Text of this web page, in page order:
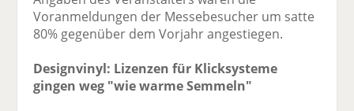
Voranmeldungen der Messebesucher um satte
80% gegenüber dem Vorjahr angestiegen.
Designvinyl: Lizenzen für Klicksysteme
gingen weg "wie warme Semmeln"